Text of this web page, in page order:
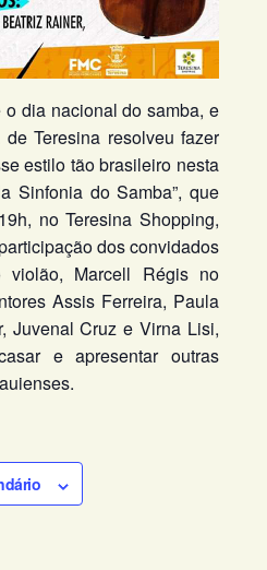
dia nacional do samba, e
Teresina resolveu fazer
estilo tão brasileiro nesta
Sinfonia do Samba”, que
no Teresina Shopping,
dos convidados
violão, Marcell Régis no
Assis Ferreira, Paula
Juvenal Cruz e Virna Lisi,
e apresentar outras